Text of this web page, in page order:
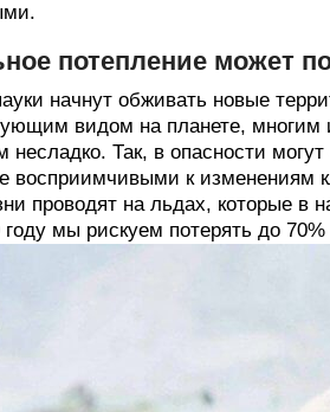
потепление может
начнут обживать новые
видом на планете,
несладко. Так, в опасности
восприимчивыми к изменениям
проводят на льдах, которые в
мы рискуем потерять до